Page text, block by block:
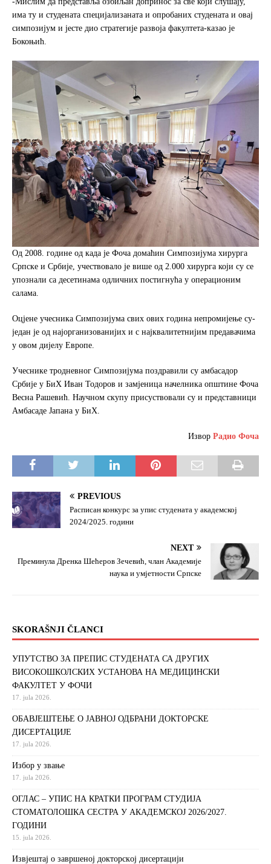
има ту и студената специјализаната и опробаних студената и овај
симпозијум и јесте дио стратегије развоја факултета-казао је
Бокоњић.
Од 2008. године од када је Фоча домаћин Симпозијума хирурга
Српске и Србије, учествовало је више од 2.000 хирурга који су се
упознали са десетинама одличних постигнућа у операционим
салама.
Оцјене учесника Симпозијума свих ових година непромијење су-
један је од најорганизованијих и с најквалитетнијим предавачима
у овом дијелу Европе.
Учеснике тродневног Симпозијума поздравили су амбасадор
Србије у БиХ Иван Тодоров и замјеница начелника општине Фоча
Весна Рашевић. Научном скупу присуствовали су и представници
Амбасаде Јапана у БиХ.
Извор Радио Фоча
PREVIOUS
Расписан конкурс за упис студената у академској
2024/2025. години
NEXT
Преминула Дренка Шећеров Зечевић, члан Академије
наука и умјетности Српске
SKORAŠNJI ČLANCI
УПУТСТВО ЗА ПРЕПИС СТУДЕНАТА СА ДРУГИХ
ВИСОКОШКОЛСКИХ УСТАНОВА НА МЕДИЦИНСКИ
ФАКУЛТЕТ У ФОЧИ
17. jula 2026.
ОБАВЈЕШТЕЊЕ О ЈАВНОЈ ОДБРАНИ ДОКТОРСКЕ
ДИСЕРТАЦИЈЕ
17. jula 2026.
Избор у звање
17. jula 2026.
ОГЛАС – УПИС НА КРАТКИ ПРОГРАМ СТУДИЈА
СТОМАТОЛОШКА СЕСТРА У АКАДЕМСКОЈ 2026/2027.
ГОДИНИ
15. jula 2026.
Извjeштaj o зaвршeнoj дoктoрскoj дисeртaциjи